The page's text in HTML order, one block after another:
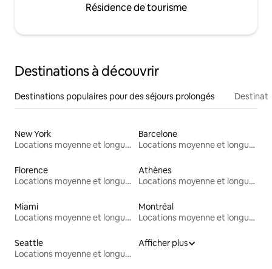
Résidence de tourisme
Destinations à découvrir
Destinations populaires pour des séjours prolongés
New York
Locations moyenne et longue durée
Barcelone
Locations moyenne et longue durée
Florence
Locations moyenne et longue durée
Athènes
Locations moyenne et longue durée
Miami
Locations moyenne et longue durée
Montréal
Locations moyenne et longue durée
Seattle
Locations moyenne et longue durée
Afficher plus